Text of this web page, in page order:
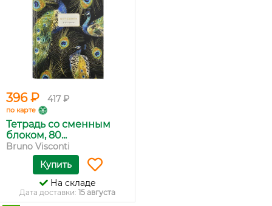
396 ₽ 417 ₽
по карте
Тетрадь со сменным
блоком, 80...
Bruno Visconti
Купить
На складе
Дата доставки: 15 августа